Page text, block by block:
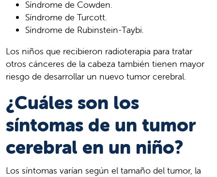
Síndrome de Cowden.
Síndrome de Turcott.
Síndrome de Rubinstein-Taybi.
Los niños que recibieron radioterapia para tratar
otros cánceres de la cabeza también tienen mayor
riesgo de desarrollar un nuevo tumor cerebral.
¿Cuáles son los
síntomas de un tumor
cerebral en un niño?
Los síntomas varían según el tamaño del tumor, la